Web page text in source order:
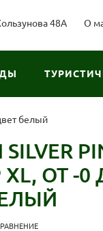
48А О
белый
ОТ -0